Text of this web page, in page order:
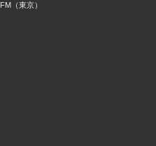
ーバー！TOP10
AVERAGE～
（東京）